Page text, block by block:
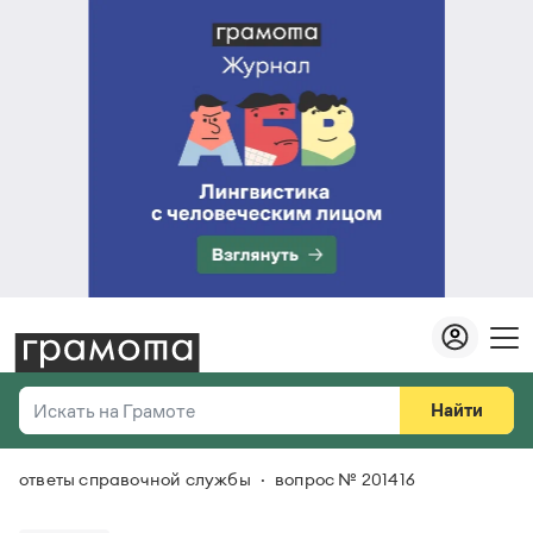
Искать на Грамоте
Справочная служба
Найти
Везде
ответы справочной службы вопрос № 201416